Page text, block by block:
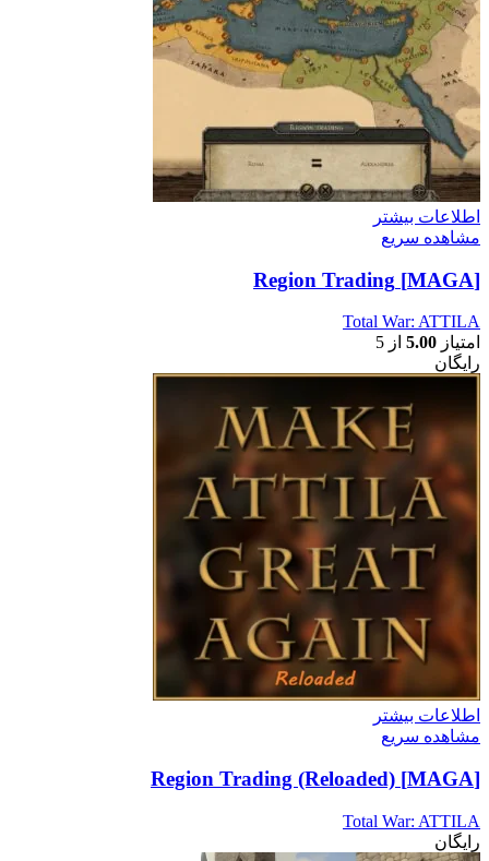
اطلاعات بیشتر
مشاهده سریع
[MAGA] Region Trading
Total War: ATTILA
امتیاز 5.00 از 5
رایگان
اطلاعات بیشتر
مشاهده سریع
[MAGA] Region Trading (Reloaded)
Total War: ATTILA
رایگان